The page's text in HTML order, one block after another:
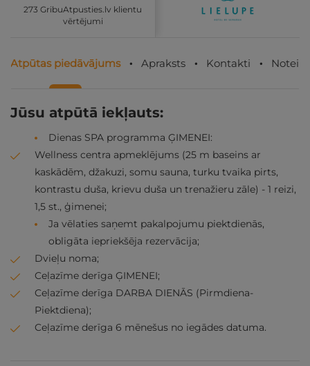
273 GribuAtpusties.lv klientu
vērtējumi
Atpūtas piedāvājums Apraksts Kontakti
Jūsu atpūtā iekļauts:
Dienas SPA programma ĢIMENEI:
Wellness centra apmeklējums (25 m baseins ar
kaskādēm, džakuzi, somu sauna, turku tvaika pirts,
kontrastu duša, krievu duša un trenažieru zāle) - 1 reizi,
1,5 st., ģimenei;
Ja vēlaties saņemt pakalpojumu piektdienās,
obligāta iepriekšēja rezervācija;
Dvieļu noma;
Ceļazīme derīga ĢIMENEI;
Ceļazīme derīga DARBA DIENĀS (Pirmdiena-
Piektdiena);
Ceļazīme derīga 6 mēnešus no iegādes datuma.